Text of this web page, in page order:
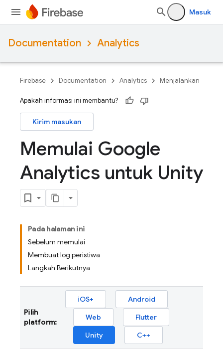
Masuk
Documentation Analytics
Firebase Documentation Analytics Menjalankan
Apakah informasi ini membantu?
Kirim masukan
Memulai Google
Analytics untuk Unity
Pada halaman ini
Sebelum memulai
Membuat log peristiwa
Langkah Berikutnya
Pilih
platform:
iOS+
Android
Web
Flutter
Unity
C++